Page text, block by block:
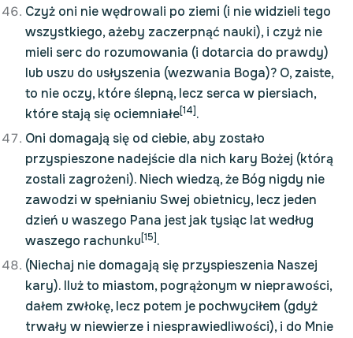
Czyż oni nie wędrowali po ziemi (i nie widzieli tego
wszystkiego, ażeby zaczerpnąć nauki), i czyż nie
mieli serc do rozumowania (i dotarcia do prawdy)
lub uszu do usłyszenia (wezwania Boga)? O, zaiste,
to nie oczy, które ślepną, lecz serca w piersiach,
które stają się ociemniałe[14].
Oni domagają się od ciebie, aby zostało
przyspieszone nadejście dla nich kary Bożej (którą
zostali zagrożeni). Niech wiedzą, że Bóg nigdy nie
zawodzi w spełnianiu Swej obietnicy, lecz jeden
dzień u waszego Pana jest jak tysiąc lat według
waszego rachunku[15].
(Niechaj nie domagają się przyspieszenia Naszej
kary). Iluż to miastom, pogrążonym w nieprawości,
dałem zwłokę, lecz potem je pochwyciłem (gdyż
trwały w niewierze i niesprawiedliwości), i do Mnie